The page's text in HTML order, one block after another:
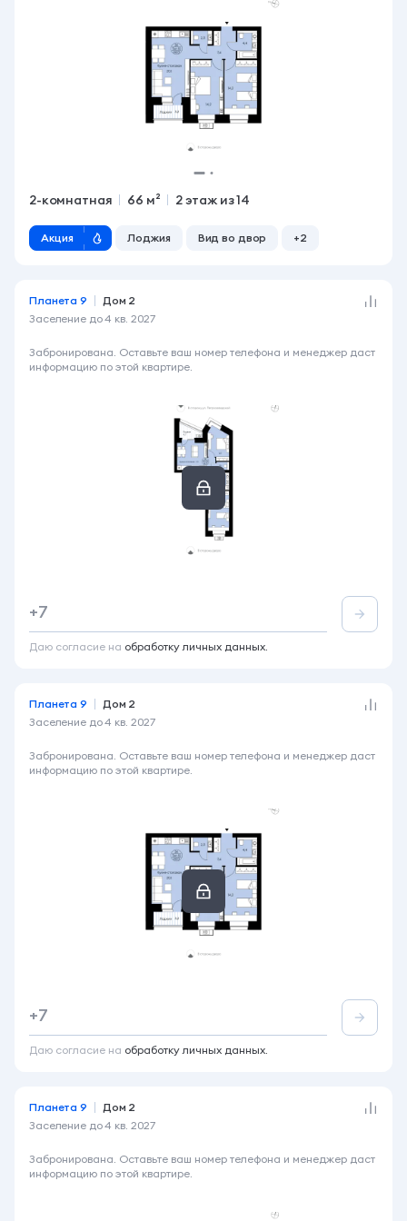
2-комнатная 66 м² 2 этаж из 14
Акция Лоджия Вид во двор +2
Планета 9
Дом 2
Заселение до4 кв. 2027
6 890 000 ₽
2-комнатная
Лоджия
Забронирована. Оставьте ваш номер телефона и менеджер даст
информацию по этой квартире.
+7
Даю согласие на обработку личных данных.
Планета 9
Дом 2
Заселение до4 кв. 2027
6 890 000 ₽
2-комнатная
Лоджия
Забронирована. Оставьте ваш номер телефона и менеджер даст
информацию по этой квартире.
+7
Даю согласие на обработку личных данных.
Планета 9
Дом 2
Заселение до4 кв. 2027
6 920 000 ₽
Забронирована. Оставьте ваш номер телефона и менеджер даст
информацию по этой квартире.